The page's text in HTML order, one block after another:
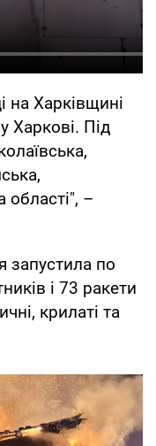
на Харківщині
Харкові. Під
області", –
запустила по
і 73 ракети
крилаті та